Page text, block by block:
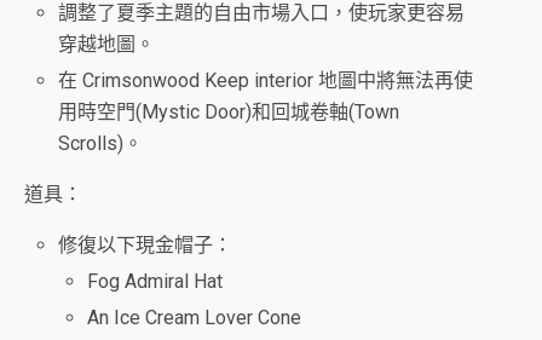
調整了夏季主題的自由市場入口，使玩家更容易
穿越地圖。
在 Crimsonwood Keep interior 地圖中將無法再使
用時空門(Mystic Door)和回城卷軸(Town
Scrolls)。
道具：
修復以下現金帽子：
Fog Admiral Hat
An Ice Cream Lover Cone